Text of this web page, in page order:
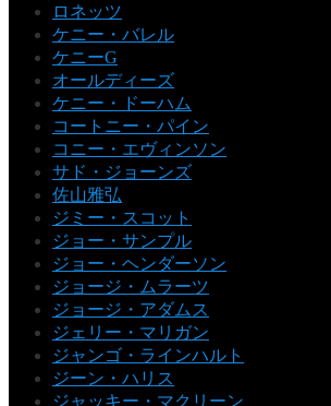
ロネッツ
ケニー・バレル
ケニーG
オールディーズ
ケニー・ドーハム
コートニー・パイン
コニー・エヴィンソン
サド・ジョーンズ
佐山雅弘
ジミー・スコット
ジョー・サンプル
ジョー・ヘンダーソン
ジョージ・ムラーツ
ジョージ・アダムス
ジェリー・マリガン
ジャンゴ・ラインハルト
ジーン・ハリス
ジャッキー・マクリーン